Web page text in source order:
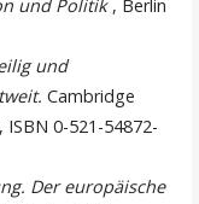
und Politik, Berlin
und
Cambridge
0-521-54872-
Der europäische